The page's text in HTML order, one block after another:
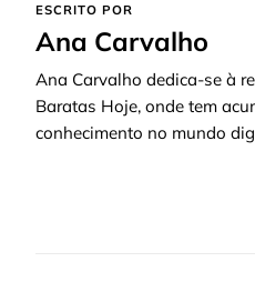
ESCRITO POR
Ana Carvalho
Ana Carvalho dedica-se à
Baratas Hoje, onde tem
conhecimento no mundo